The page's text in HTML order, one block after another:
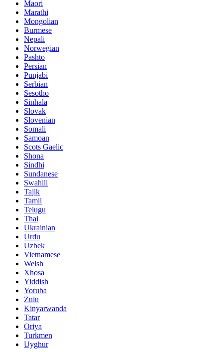
Maori
Marathi
Mongolian
Burmese
Nepali
Norwegian
Pashto
Persian
Punjabi
Serbian
Sesotho
Sinhala
Slovak
Slovenian
Somali
Samoan
Scots Gaelic
Shona
Sindhi
Sundanese
Swahili
Tajik
Tamil
Telugu
Thai
Ukrainian
Urdu
Uzbek
Vietnamese
Welsh
Xhosa
Yiddish
Yoruba
Zulu
Kinyarwanda
Tatar
Oriya
Turkmen
Uyghur